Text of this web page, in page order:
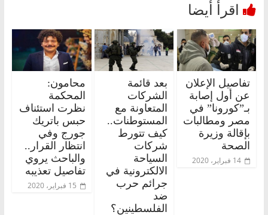
تفاصيل الإعلان
عن أول إصابة
بـ”كورونا” في
مصر ومطالبات
بإقالة وزيرة
الصحة
14 فبراير، 2020
بعد قائمة
الشركات
المتعاونة مع
المستوطنات..
كيف تتورط
شركات
السياحة
الالكترونية في
جرائم حرب
ضد
الفلسطينين؟
محامون:
المحكمة
نظرت استئناف
حبس باتريك
جورج وفي
انتظار القرار..
والباحث يروي
تفاصيل تعذيبه
15 فبراير، 2020